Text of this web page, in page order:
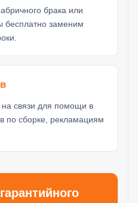
брака или
бесплатно заменим
связи для помощи в
по сборке, рекламациям